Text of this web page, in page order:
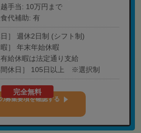
越手当: 10万円まで
食代補助: 有
日］ 週休2日制 (シフト制)
暇］ 年末年始休暇
給休暇は法定通り支給
間休日］ 105日以上 ※選択制
完全無料
募集要項を確認する